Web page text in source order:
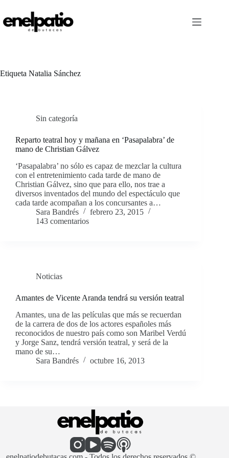
contenido
Etiqueta Natalia Sánchez
Sin categoría
Reparto teatral hoy y mañana en ‘Pasapalabra’ de
mano de Christian Gálvez
‘Pasapalabra’ no sólo es capaz de mezclar la cultura
con el entretenimiento cada tarde de mano de
Christian Gálvez, sino que para ello, nos trae a
diversos inventados del mundo del espectáculo que
cada tarde acompañan a los concursantes a…
Sara Bandrés
febrero 23, 2015
143 comentarios
Noticias
Amantes de Vicente Aranda tendrá su versión teatral
Amantes, una de las películas que más se recuerdan
de la carrera de dos de los actores españoles más
reconocidos de nuestro país como son Maribel Verdú
y Jorge Sanz, tendrá versión teatral, y será de la
mano de su…
Sara Bandrés
octubre 16, 2013